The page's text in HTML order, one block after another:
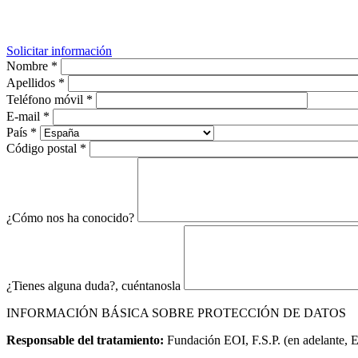
Solicitar información
Nombre *
Apellidos *
Teléfono móvil *
E-mail *
País *
Código postal *
¿Cómo nos ha conocido?
¿Tienes alguna duda?, cuéntanosla
INFORMACIÓN BÁSICA SOBRE PROTECCIÓN DE DATOS
Responsable del tratamiento: Fundación EOI, F.S.P. (en adelante,